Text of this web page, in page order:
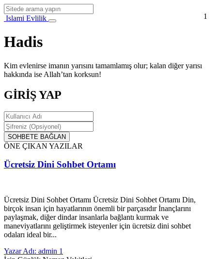
Islami Evlilik
Hadis
Kim evlenirse imanın yarısını tamamlamış olur; kalan diğer yarısı
hakkında ise Allah’tan korksun!
GİRİŞ YAP
SOHBETE BAĞLAN
ÖNE ÇIKAN YAZILAR
Ücretsiz Dini Sohbet Ortamı
Ücretsiz Dini Sohbet Ortamı Ücretsiz Dini Sohbet Ortamı Din,
birçok insan için hayatlarının önemli bir parçasıdır İnançlarını
paylaşmak, diğer dindar insanlarla bağlantı kurmak ve
maneviyatlarını geliştirmek isteyenler için ücretsiz dini sohbet
odaları ideal bir...
Yazar Adı: admin 1
1